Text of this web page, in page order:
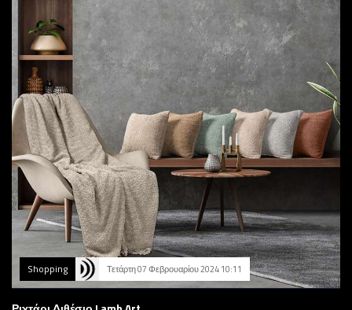
Shopping Τετάρτη 07 Φεβρουαρίου 2024 10:11